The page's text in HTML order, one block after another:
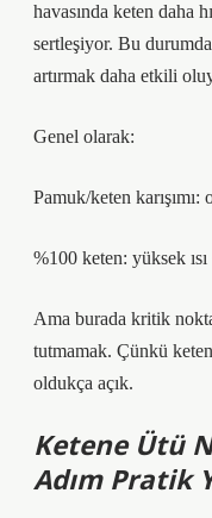
havasında keten daha
sertleşiyor. Bu durumda
artırmak daha etkili
Genel olarak:
Pamuk/keten karışımı:
%100 keten: yüksek
Ama burada kritik
tutmamak. Çünkü
oldukça açık.
Ketene Ütü
Adım Pratik